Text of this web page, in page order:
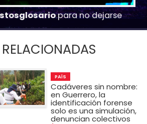
para no dejarse
RELACIONADAS
PAÍS
Cadáveres sin nombre:
en Guerrero, la
identificación forense
solo es una simulación,
denuncian colectivos